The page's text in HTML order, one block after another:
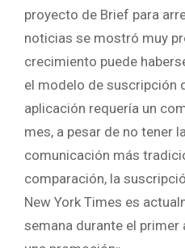
proyecto de Brief para
noticias se mostró muy
crecimiento puede
el modelo de suscripción
aplicación requería un
mes, a pesar de no tener
comunicación más
comparación, la
New York Times es
semana durante el